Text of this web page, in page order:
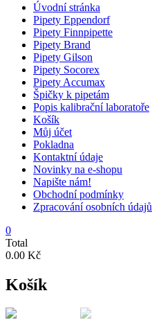
Úvodní stránka
Pipety Eppendorf
Pipety Finnpipette
Pipety Brand
Pipety Gilson
Pipety Socorex
Pipety Accumax
Špičky k pipetám
Popis kalibrační laboratoře
Košík
Můj účet
Pokladna
Kontaktní údaje
Novinky na e-shopu
Napište nám!
Obchodní podmínky
Zpracování osobních údajů
0
Total
0.00 Kč
Košík